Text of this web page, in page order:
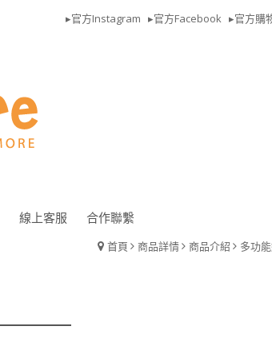
▸官方Instagram ▸官方Facebook ▸官方購
線上客服 合作聯繫
首頁 商品詳情 商品介紹 多功